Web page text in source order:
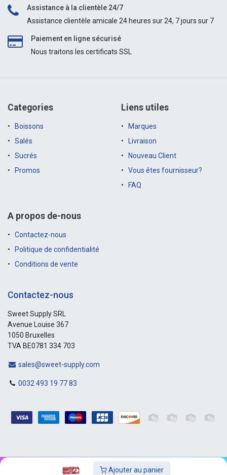
Ajouter au panier
Assistance à la clientèle 24/7
Assistance clientèle amicale 24 heures sur 24, 7 jours sur 7
Paiement en ligne sécurisé
Nous traitons les certificats SSL
Categories
Boissons
Salés
Sucrés
Promos
Liens utiles
Marques
Livraison
Nouveau Client
Vous êtes fournisseur?
FAQ
A propos de-nous
Contactez-nous
Politique de confidentialité
Conditions de vente
Contactez-nous
Sweet Supply SRL
Avenue Louise 367
1050 Bruxelles
TVA BE0781 334 703
sales@sweet-supply.com
0032 493 19 77 83
Copyright © Sweet-Supply